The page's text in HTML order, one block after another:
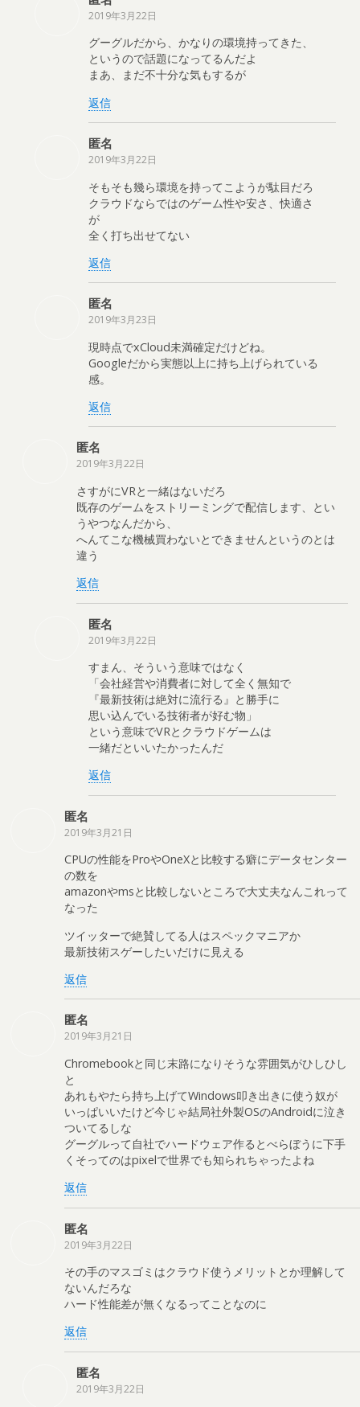
2019年3月22日
グーグルだから、かなりの環境持ってきた、
というので話題になってるんだよ
まあ、まだ不十分な気もするが
返信
匿名
2019年3月22日
そもそも幾ら環境を持ってこようが駄目だろ
クラウドならではのゲーム性や安さ、快適さ
が
全く打ち出せてない
返信
匿名
2019年3月23日
現時点でxCloud未満確定だけどね。
Googleだから実態以上に持ち上げられている
感。
返信
匿名
2019年3月22日
さすがにVRと一緒はないだろ
既存のゲームをストリーミングで配信します、とい
うやつなんだから、
へんてこな機械買わないとできませんというのとは
違う
返信
匿名
2019年3月22日
すまん、そういう意味ではなく
「会社経営や消費者に対して全く無知で
『最新技術は絶対に流行る』と勝手に
思い込んでいる技術者が好む物」
という意味でVRとクラウドゲームは
一緒だといいたかったんだ
返信
匿名
2019年3月21日
CPUの性能をProやOneXと比較する癖にデータセンター
の数を
amazonやmsと比較しないところで大丈夫なんこれって
なった
ツイッターで絶賛してる人はスペックマニアか
最新技術スゲーしたいだけに見える
返信
匿名
2019年3月21日
Chromebookと同じ末路になりそうな雰囲気がひしひし
と
あれもやたら持ち上げてWindows叩き出きに使う奴が
いっぱいいたけど今じゃ結局社外製OSのAndroidに泣き
ついてるしな
グーグルって自社でハードウェア作るとべらぼうに下手
くそってのはpixelで世界でも知られちゃったよね
返信
匿名
2019年3月22日
その手のマスゴミはクラウド使うメリットとか理解して
ないんだろな
ハード性能差が無くなるってことなのに
返信
匿名
2019年3月22日